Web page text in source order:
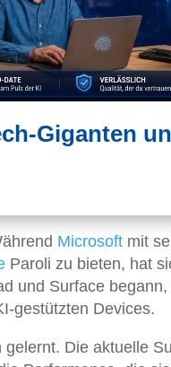
Giganten
Microsoft mit
Paroli zu bieten, hat
und Surface
gestützten Devices.
Die aktuelle